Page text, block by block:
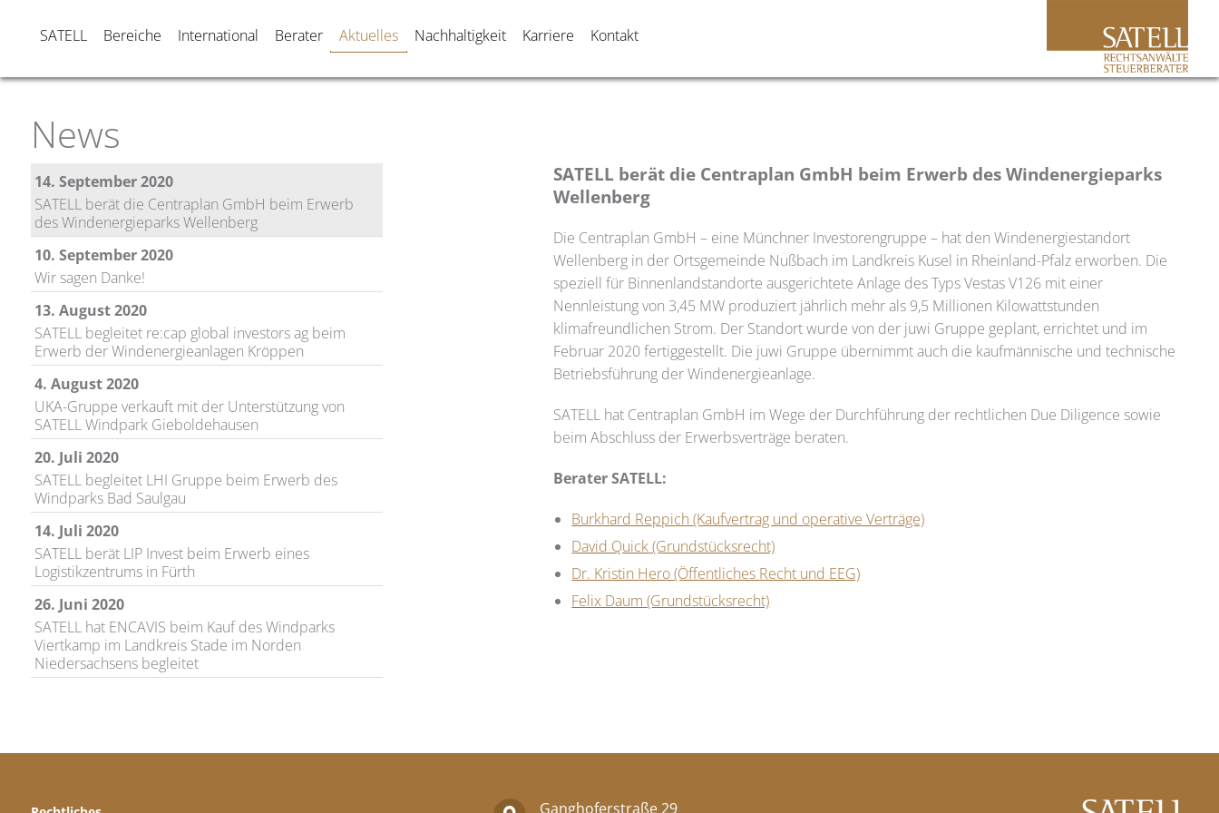
SATELL Bereiche International Berater Aktuelles Nachhaltigkeit Karriere Kontakt
News
23. Oktober 2020
SATELL begleitet AFRY Deutschland GmbH beim
Verkauf der PöyryCert GmbH & Co. KG
SATELL steht der EBL Wind Invest AG beim Erwerb
des Windparks Mörsfeld zur Seite
14. September 2020
SATELL berät die Centraplan GmbH beim Erwerb
des Windenergieparks Wellenberg
10. September 2020
Wir sagen Danke!
13. August 2020
SATELL begleitet re:cap global investors ag beim
Erwerb der Windenergieanlagen Kröppen
4. August 2020
UKA-Gruppe verkauft mit der Unterstützung von
SATELL Windpark Gieboldehausen
20. Juli 2020
SATELL begleitet LHI Gruppe beim Erwerb des
Windparks Bad Saulgau
14. Juli 2020
SATELL berät LIP Invest beim Erwerb eines
Logistikzentrums in Fürth
26. Juni 2020
SATELL hat ENCAVIS beim Kauf des Windparks
Viertkamp im Landkreis Stade im Norden
Niedersachsens begleitet
Bayern
SATELL berät die Centraplan GmbH beim Erwerb des Windenergieparks
Wellenberg
Die Centraplan GmbH – eine Münchner Investorengruppe – hat den Windenergiestandort
Wellenberg in der Ortsgemeinde Nußbach im Landkreis Kusel in Rheinland-Pfalz erworben. Die
speziell für Binnenlandstandorte ausgerichtete Anlage des Typs Vestas V126 mit einer
Nennleistung von 3,45 MW produziert jährlich mehr als 9,5 Millionen Kilowattstunden
klimafreundlichen Strom. Der Standort wurde von der juwi Gruppe geplant, errichtet und im
Februar 2020 fertiggestellt. Die juwi Gruppe übernimmt auch die kaufmännische und technische
Betriebsführung der Windenergieanlage.
SATELL hat Centraplan GmbH im Wege der Durchführung der rechtlichen Due Diligence sowie
beim Abschluss der Erwerbsverträge beraten.
BeraterSATELL:
Burkhard Reppich (Kaufvertrag und operative Verträge)
David Quick (Grundstücksrecht)
Dr. Kristin Hero (Öffentliches Recht und EEG)
Felix Daum (Grundstücksrecht)
Ganghoferstraße 29